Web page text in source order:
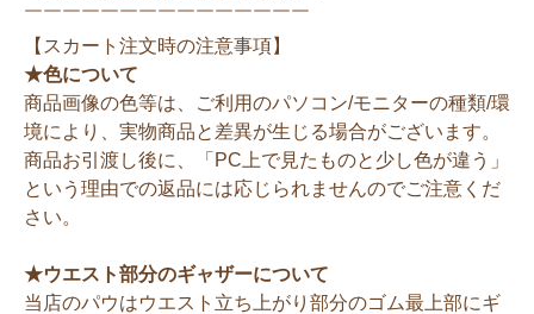
￣￣￣￣￣￣￣￣￣￣￣￣￣￣￣
【スカート注文時の注意事項】
★色について
商品画像の色等は、ご利用のパソコン/モニターの種類/環
境により、実物商品と差異が生じる場合がございます。
商品お引渡し後に、「PC上で見たものと少し色が違う」
という理由での返品には応じられませんのでご注意くだ
さい。
★ウエスト部分のギャザーについて
当店のパウはウエスト立ち上がり部分のゴム最上部にギ